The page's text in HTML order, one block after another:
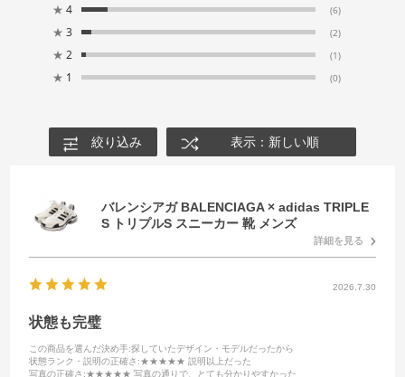
★ 4 (6)
★ 3 (2)
★ 2 (1)
★ 1 (0)
絞り込み 表示：新しい順
バレンシアガ BALENCIAGA × adidas TRIPLE
S トリプルS スニーカー 靴 メンズ
詳細を見る
2026.7.30
状態も完璧
この商品を選んだ決め手:探していたデザイン・モデルだったから
状態ランク・説明の正確さ :★★★★★ 説明以上だった
写真の正確さ :★★★★★ 写真の通りで、とても分かりやすかった